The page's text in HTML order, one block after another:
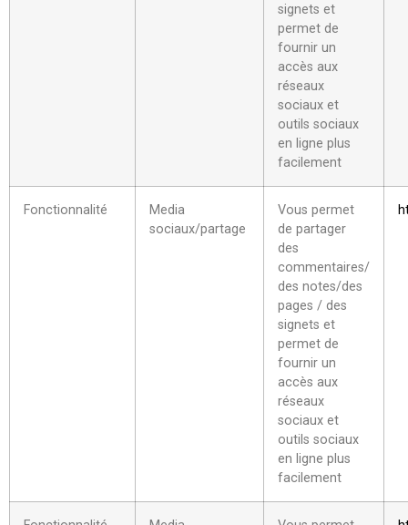
signets et
permet de
fournir un
accès aux
réseaux
sociaux et
outils sociaux
en ligne plus
facilement
Fonctionnalité
Media
sociaux/partage
Vous permet
de partager
des
commentaires/
des notes/des
pages / des
signets et
permet de
fournir un
accès aux
réseaux
sociaux et
outils sociaux
en ligne plus
facilement